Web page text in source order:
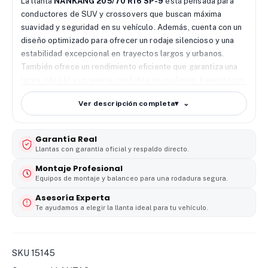
conductores de SUV y crossovers que buscan máxima
suavidad y seguridad en su vehículo. Además, cuenta con un
diseño optimizado para ofrecer un rodaje silencioso y una
estabilidad excepcional en trayectos largos y urbanos.
También ofrece un rendimiento eficiente que garantiza una
carretera o ciudad.
🔧 Diseño y desempeñoLa SP-9 incorpora bloques
tracción en curvas. Además, su estructura ayuda a distribuir
la presión de forma equilibrada para evitar el desgaste
prematuro de la banda de rodadura. También favorece un
manejo cómodo, mejorando la experiencia de conducción en
vehículos modernos y familiares que requieren estabilidad
constante.
deslizamiento en condiciones de lluvia. De este modo, la
Ver descripción completa▾
Garantía Real
Llantas con garantía oficial y respaldo directo.
Montaje Profesional
Equipos de montaje y balanceo para una rodadura segura.
Asesoría Experta
Te ayudamos a elegir la llanta ideal para tu vehículo.
SKU 15145